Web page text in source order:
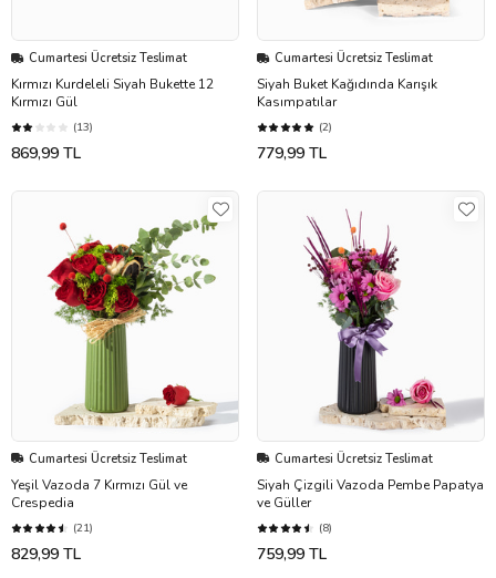
Cumartesi Ücretsiz Teslimat
Kırmızı Kurdeleli Siyah Bukette 12
Kırmızı Gül
(13)
869,99 TL
Cumartesi Ücretsiz Teslimat
Siyah Buket Kağıdında Karışık
Kasımpatılar
(2)
779,99 TL
Cumartesi Ücretsiz Teslimat
Yeşil Vazoda 7 Kırmızı Gül ve
Crespedia
(21)
829,99 TL
Cumartesi Ücretsiz Teslimat
Siyah Çizgili Vazoda Pembe Papatya
ve Güller
(8)
759,99 TL